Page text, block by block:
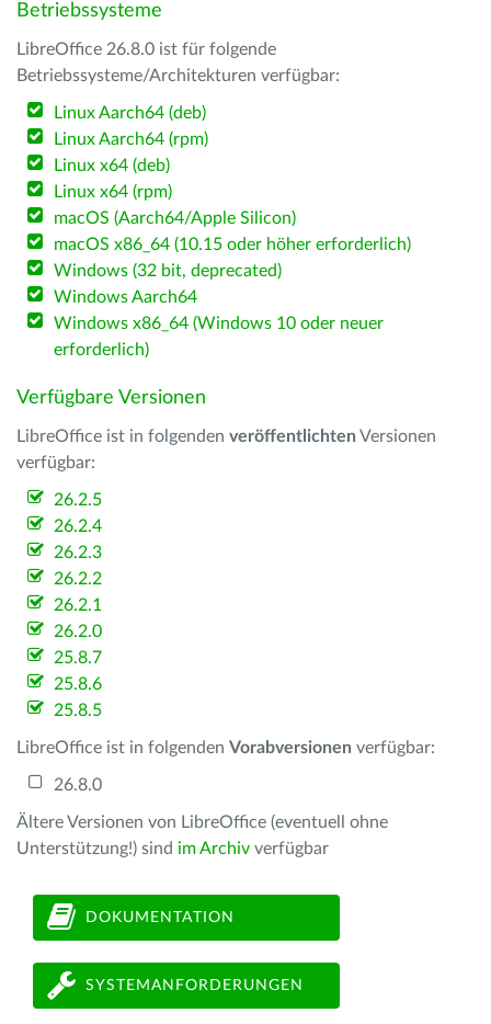
Betriebssysteme
LibreOffice 26.8.0 ist für folgende
Betriebssysteme/Architekturen verfügbar:
Linux Aarch64 (deb)
Linux Aarch64 (rpm)
Linux x64 (deb)
Linux x64 (rpm)
macOS (Aarch64/Apple Silicon)
macOS x86_64 (10.15 oder höher erforderlich)
Windows (32 bit, deprecated)
Windows Aarch64
Windows x86_64 (Windows 10 oder neuer
erforderlich)
Verfügbare Versionen
LibreOffice ist in folgenden veröffentlichten Versionen
verfügbar:
26.2.5
26.2.4
26.2.3
26.2.2
26.2.1
26.2.0
25.8.7
25.8.6
25.8.5
LibreOffice ist in folgenden Vorabversionen verfügbar:
26.8.0
Ältere Versionen von LibreOffice (eventuell ohne
Unterstützung!) sind im Archiv verfügbar
DOKUMENTATION
SYSTEMANFORDERUNGEN